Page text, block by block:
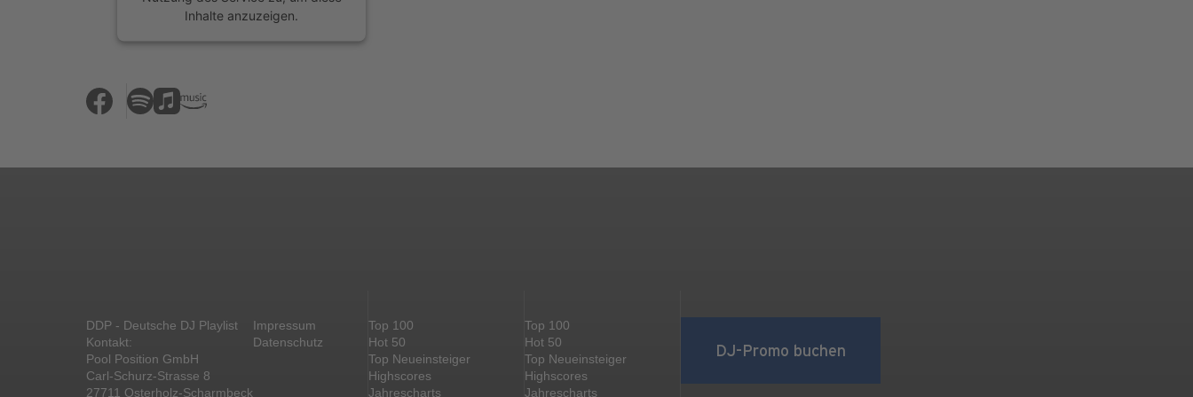
Inhalte anzuzeigen.
Akzeptieren
DDP - Deutsche DJ Playlist
Kontakt:
Pool Position GmbH
Carl-Schurz-Strasse 8
27711 Osterholz-Scharmbeck
Impressum
Datenschutz
Top 100
Hot 50
Top Neueinsteiger
Highscores
Jahrescharts
Top 100
Hot 50
Top Neueinsteiger
Highscores
Jahrescharts
DJ-Promo buchen